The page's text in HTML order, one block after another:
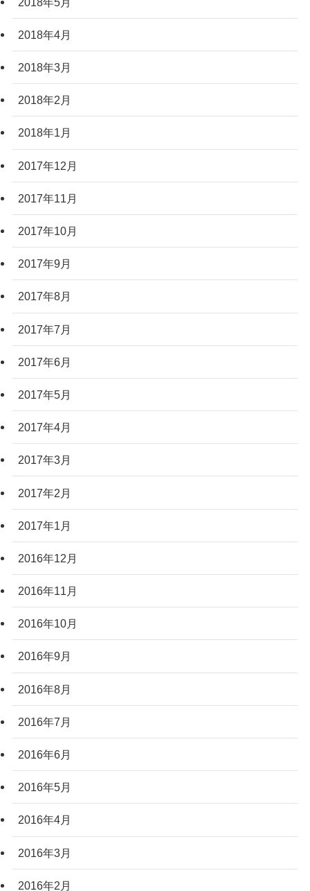
2018年4月
2018年3月
2018年2月
2018年1月
2017年12月
2017年11月
2017年10月
2017年9月
2017年8月
2017年7月
2017年6月
2017年5月
2017年4月
2017年3月
2017年2月
2017年1月
2016年12月
2016年11月
2016年10月
2016年9月
2016年8月
2016年7月
2016年6月
2016年5月
2016年4月
2016年3月
2016年2月